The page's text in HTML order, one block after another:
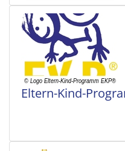
Eltern-Kind-